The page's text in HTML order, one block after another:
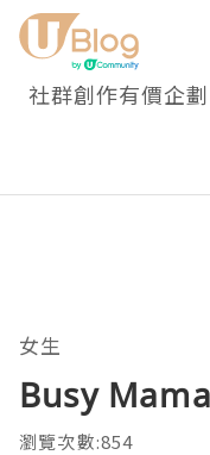
社群創作有價企劃
女生
Busy
瀏覽次數:854